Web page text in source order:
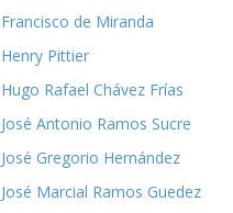
Francisco de Miranda
Henry Pittier
Hugo Rafael Chávez Frías
José Antonio Ramos Sucre
José Gregorio Hernández
José Marcial Ramos Guedez